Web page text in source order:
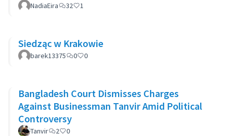
NadiaEira 32 1
Siedząc w Krakowie
barek13375 0 0
Bangladesh Court Dismisses Charges
Against Businessman Tanvir Amid Political
Controversy
Tanvir 2 0